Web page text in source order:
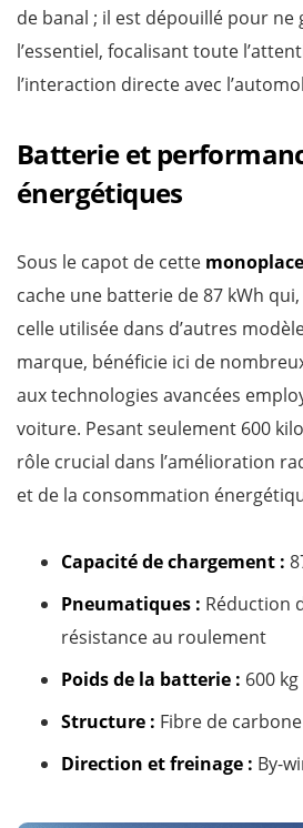
de banal ; il est dépouillé pour ne
l’essentiel, focalisant toute
l’interaction directe avec
Batterie et
énergétiques
Sous le capot de cette
cache une batterie de 87 kWh
celle utilisée dans d’autres
marque, bénéficie ici de
aux technologies avancées
voiture. Pesant seulement 600
rôle crucial dans l’amélioration
et de la consommation
Capacité de chargement :
Pneumatiques : Réduction
résistance au roulement
Poids de la batterie : 600 kg
Structure : Fibre de
Direction et freinage : By-